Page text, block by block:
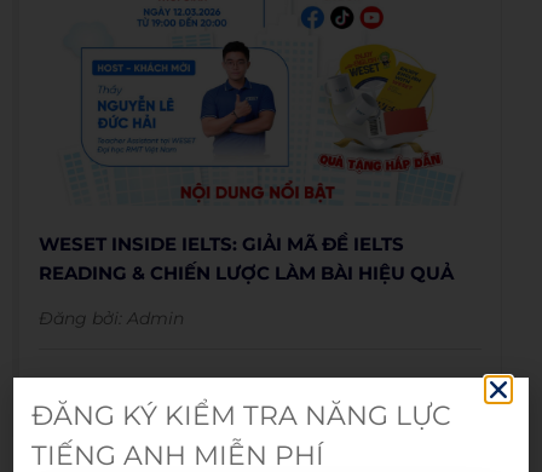
WESET INSIDE IELTS: GIẢI MÃ ĐỀ IELTS
READING & CHIẾN LƯỢC LÀM BÀI HIỆU QUẢ
Đăng bởi: Admin
ĐĂNG KÝ KIỂM TRA NĂNG LỰC
TIẾNG ANH MIỄN PHÍ